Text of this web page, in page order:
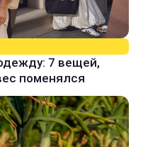
7 вещей,
поменялся